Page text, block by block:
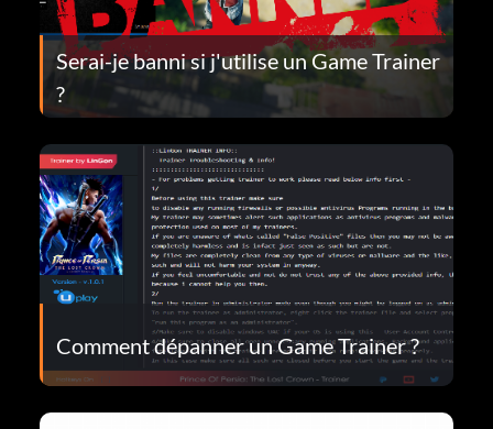
Serai-je banni si j'utilise un Game Trainer
?
Comment dépanner un Game Trainer ?